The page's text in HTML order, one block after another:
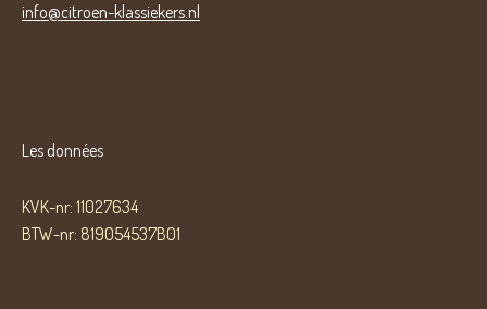
info@citroen-klassiekers.nl
Les données
KVK-nr: 11027634
BTW-nr: 819054537B01